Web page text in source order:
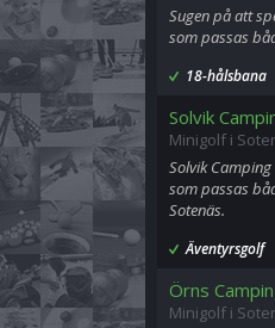
Sugen på att
som passas
18-hålsbana
Solvik
Minigolf i
Solvik
som passas
Sotenäs.
Äventyrsgolf
Örns
Minigolf i